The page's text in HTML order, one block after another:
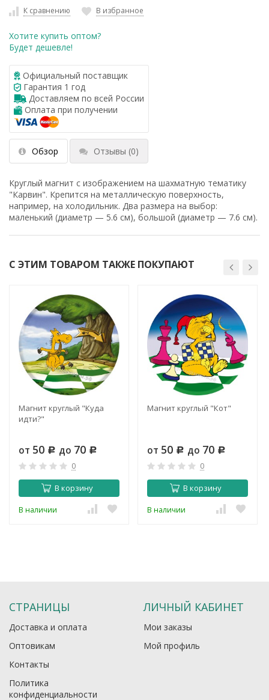
К сравнению В избранное
Хотите купить оптом?
Будет дешевле!
Официальный поставщик
Гарантия 1 год
Доставляем по всей России
Оплата при получении
Обзор Отзывы (0)
Круглый магнит с изображением на шахматную тематику
"Карвин". Крепится на металлическую поверхность,
например, на холодильник. Два размера на выбор:
маленький (диаметр — 5.6 см), большой (диаметр — 7.6 см).
С ЭТИМ ТОВАРОМ ТАКЖЕ ПОКУПАЮТ
Магнит круглый "Куда
идти?"
от 50 Р до 70 Р
0
В корзину
В наличии
Магнит круглый "Кот"
от 50 Р до 70 Р
0
В корзину
В наличии
СТРАНИЦЫ
Доставка и оплата
Оптовикам
Контакты
Политика
конфиденциальности
ЛИЧНЫЙ КАБИНЕТ
Мои заказы
Мой профиль